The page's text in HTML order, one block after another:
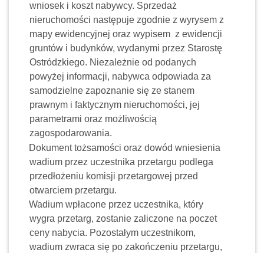
wniosek i koszt nabywcy. Sprzedaż
nieruchomości następuje zgodnie z wyrysem z
mapy ewidencyjnej oraz wypisem z ewidencji
gruntów i budynków, wydanymi przez Starostę
Ostródzkiego. Niezależnie od podanych
powyżej informacji, nabywca odpowiada za
samodzielne zapoznanie się ze stanem
prawnym i faktycznym nieruchomości, jej
parametrami oraz możliwością
zagospodarowania.
Dokument tożsamości oraz dowód wniesienia
wadium przez uczestnika przetargu podlega
przedłożeniu komisji przetargowej przed
otwarciem przetargu.
Wadium wpłacone przez uczestnika, który
wygra przetarg, zostanie zaliczone na poczet
ceny nabycia. Pozostałym uczestnikom,
wadium zwraca się po zakończeniu przetargu,